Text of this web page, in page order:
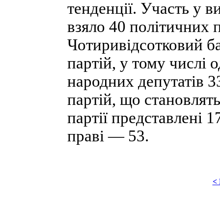
тенденції. Участь у
взяло 40 політичних
Чотиривідсотковий
партій, у тому числі
народних депутатів
партій, що
партії представлені
праві — 53.
<